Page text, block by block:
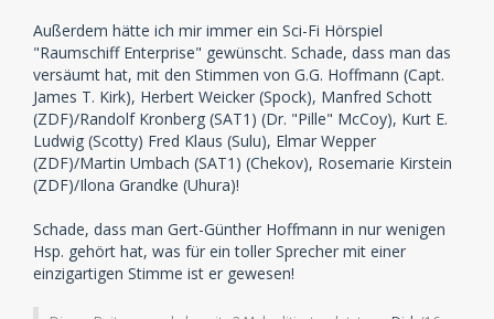
Außerdem hätte ich mir immer ein Sci-Fi Hörspiel
"Raumschiff Enterprise" gewünscht. Schade, dass man das
versäumt hat, mit den Stimmen von G.G. Hoffmann (Capt.
James T. Kirk), Herbert Weicker (Spock), Manfred Schott
(ZDF)/Randolf Kronberg (SAT1) (Dr. "Pille" McCoy), Kurt E.
Ludwig (Scotty) Fred Klaus (Sulu), Elmar Wepper
(ZDF)/Martin Umbach (SAT1) (Chekov), Rosemarie Kirstein
(ZDF)/Ilona Grandke (Uhura)!
Schade, dass man Gert-Günther Hoffmann in nur wenigen
Hsp. gehört hat, was für ein toller Sprecher mit einer
einzigartigen Stimme ist er gewesen!